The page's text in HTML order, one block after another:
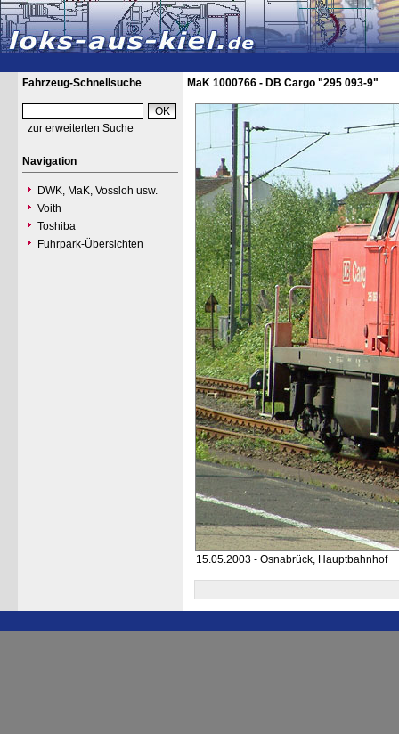
Fahrzeug-Schnellsuche
zur erweiterten Suche
Navigation
DWK, MaK, Vossloh usw.
Voith
Toshiba
Fuhrpark-Übersichten
MaK 1000766 - DB Cargo "295 093-9"
15.05.2003 - Osnabrück, Hauptbahnhof